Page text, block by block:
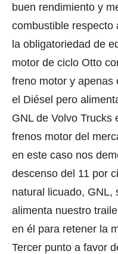
buen rendimiento y
combustible respecto
la obligatoriedad de
motor de ciclo Otto
freno motor y apenas
el Diésel pero
GNL de Volvo Trucks
frenos motor del
en este caso nos
descenso del 11 por
natural licuado, GNL,
alimenta nuestro
en él para retener la
Tercer punto a favor